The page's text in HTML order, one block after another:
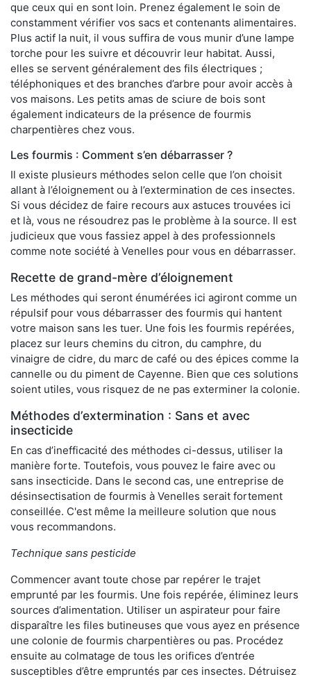
que ceux qui en sont loin. Prenez également le soin de
constamment vérifier vos sacs et contenants alimentaires.
Plus actif la nuit, il vous suffira de vous munir d’une lampe
torche pour les suivre et découvrir leur habitat. Aussi,
elles se servent généralement des fils électriques ;
téléphoniques et des branches d’arbre pour avoir accès à
vos maisons. Les petits amas de sciure de bois sont
également indicateurs de la présence de fourmis
charpentières chez vous.
Les fourmis : Comment s’en débarrasser ?
Il existe plusieurs méthodes selon celle que l’on choisit
allant à l’éloignement ou à l’extermination de ces insectes.
Si vous décidez de faire recours aux astuces trouvées ici
et là, vous ne résoudrez pas le problème à la source. Il est
judicieux que vous fassiez appel à des professionnels
comme note société à Venelles pour vous en débarrasser.
Recette de grand-mère d’éloignement
Les méthodes qui seront énumérées ici agiront comme un
répulsif pour vous débarrasser des fourmis qui hantent
votre maison sans les tuer. Une fois les fourmis repérées,
placez sur leurs chemins du citron, du camphre, du
vinaigre de cidre, du marc de café ou des épices comme la
cannelle ou du piment de Cayenne. Bien que ces solutions
soient utiles, vous risquez de ne pas exterminer la colonie.
Méthodes d’extermination : Sans et avec
insecticide
En cas d’inefficacité des méthodes ci-dessus, utiliser la
manière forte. Toutefois, vous pouvez le faire avec ou
sans insecticide. Dans le second cas, une entreprise de
désinsectisation de fourmis à Venelles serait fortement
conseillée. C'est même la meilleure solution que nous
vous recommandons.
Technique sans pesticide
Commencer avant toute chose par repérer le trajet
emprunté par les fourmis. Une fois repérée, éliminez leurs
sources d’alimentation. Utiliser un aspirateur pour faire
disparaître les files butineuses que vous ayez en présence
une colonie de fourmis charpentières ou pas. Procédez
ensuite au colmatage de tous les orifices d’entrée
susceptibles d’être empruntés par ces insectes. Détruisez